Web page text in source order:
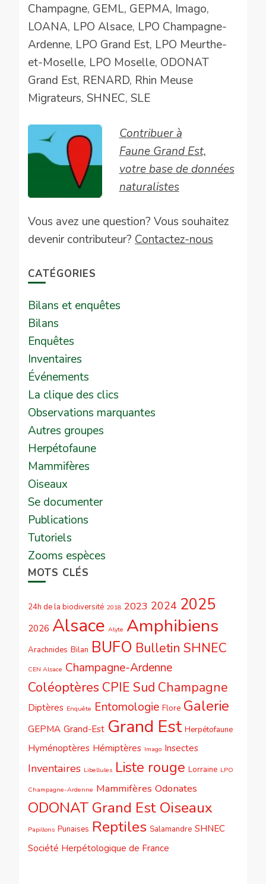
Champagne, GEML, GEPMA, Imago,
LOANA, LPO Alsace, LPO Champagne-
Ardenne, LPO Grand Est, LPO Meurthe-
et-Moselle, LPO Moselle, ODONAT
Grand Est, RENARD, Rhin Meuse
Migrateurs, SHNEC, SLE
Contribuer à
Faune Grand Est,
votre base de données
naturalistes
Vous avez une question? Vous souhaitez
devenir contributeur? Contactez-nous
CATÉGORIES
Bilans et enquêtes
Bilans
Enquêtes
Inventaires
Événements
La clique des clics
Observations marquantes
Autres groupes
Herpétofaune
Mammifères
Oiseaux
Se documenter
Publications
Tutoriels
Zooms espèces
MOTS CLÉS
24h de la biodiversité 2018 2023 2024 2025
2026 Alsace Alyte Amphibiens
Arachnides Bilan BUFO Bulletin SHNEC
CEN Alsace Champagne-Ardenne
Coléoptères CPIE Sud Champagne
Diptères Enquête Entomologie Flore Galerie
GEPMA Grand-Est Grand Est Herpétofaune
Hyménoptères Hémiptères Imago Insectes
Inventaires Libellules Liste rouge Lorraine LPO
Champagne-Ardenne Mammifères Odonates
ODONAT Grand Est Oiseaux
Papillons Punaises Reptiles Salamandre SHNEC
Société Herpétologique de France